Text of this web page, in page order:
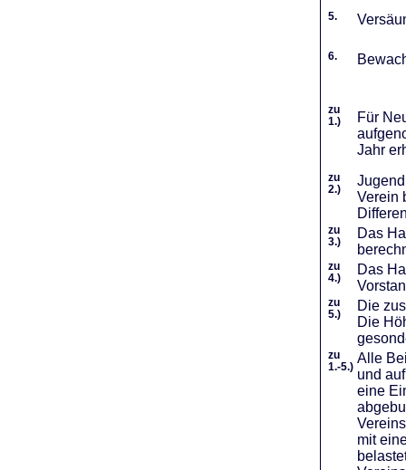
5.
6.
zu
1.)
Für
Jahr
zu
2.)
Verein
zu
3.)
Das
zu
4.)
Das
zu
5.)
Die
Die
zu
1.-5.)
Alle
und
eine
mit